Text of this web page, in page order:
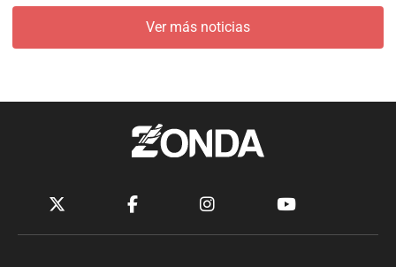
Ver más noticias